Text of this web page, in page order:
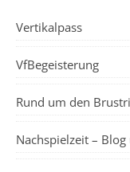
Vertikalpass
VfBegeisterung
Rund um den
Nachspielzeit – Blog